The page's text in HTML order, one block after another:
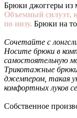
Брюки джоггеры из
Объемный силуэт,
по низу. Брюки на
Сочетайте с
Носите брюки в
самостоятельную
Трикотажные
джемпером, такая
комфортных луков
Собственное